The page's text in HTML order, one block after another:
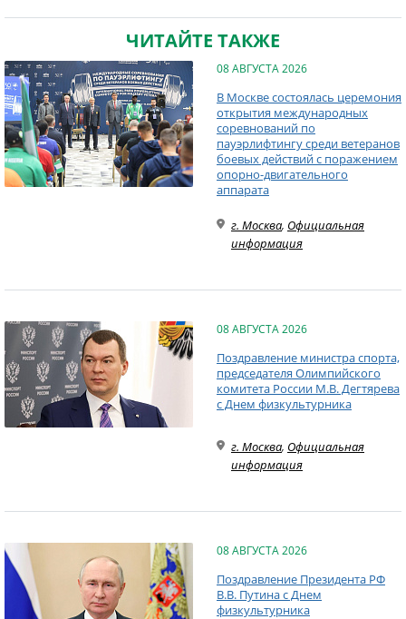
ЧИТАЙТЕ ТАКЖЕ
08 АВГУСТА 2026
В Москве состоялась церемония
открытия международных
соревнований по
пауэрлифтингу среди ветеранов
боевых действий с поражением
опорно-двигательного
аппарата
г. Москва, Официальная
информация
08 АВГУСТА 2026
Поздравление министра спорта,
председателя Олимпийского
комитета России М.В. Дегтярева
с Днем физкультурника
г. Москва, Официальная
информация
08 АВГУСТА 2026
Поздравление Президента РФ
В.В. Путина с Днем
физкультурника